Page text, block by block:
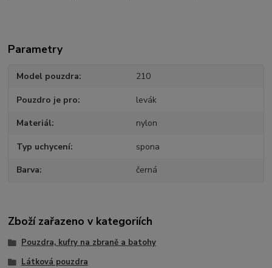
Parametry
Model pouzdra 210
Pouzdro je pro levák
Materiál nylon
Typ uchycení spona
Barva černá
Zboží zařazeno v kategoriích
Pouzdra, kufry na zbraně a batohy
Látková pouzdra